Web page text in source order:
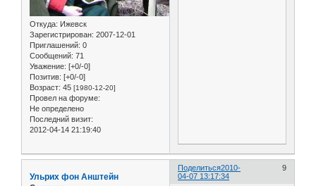
Откуда: Ижевск
Зарегистрирован: 2007-12-01
Приглашений: 0
Сообщений: 71
Уважение: [+0/-0]
Позитив: [+0/-0]
Возраст: 45 [1980-12-20]
Провел на форуме:
Не определено
Последний визит:
2012-04-14 21:19:40
Поделиться 9
2010-
04-07 13:17:34
Ульрих фон Анштейн